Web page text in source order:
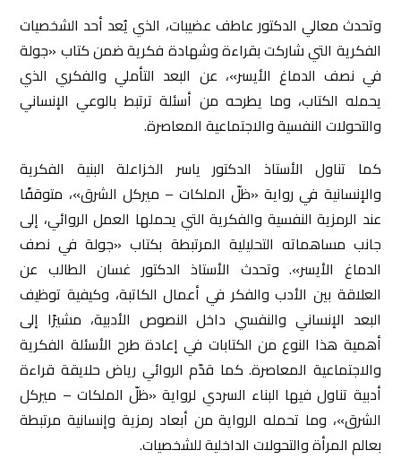
وتحدث معالي الدكتور عاطف عضيبات، الذي يُعد أحد الشخصيات
الفكرية التي شاركت بقراءة وشهادة فكرية ضمن كتاب «جولة
في نصف الدماغ الأيسر»، عن البعد التأملي والفكري الذي
يحمله الكتاب، وما يطرحه من أسئلة ترتبط بالوعي الإنساني
والتحولات النفسية والاجتماعية المعاصرة.
كما تناول الأستاذ الدكتور ياسر الخزاعلة البنية الفكرية
والإنسانية في رواية «ظلّ الملكات – ميركل الشرق»، متوقفًا
عند الرمزية النفسية والفكرية التي يحملها العمل الروائي، إلى
جانب مساهماته التحليلية المرتبطة بكتاب «جولة في نصف
الدماغ الأيسر». وتحدث الأستاذ الدكتور غسان الطالب عن
العلاقة بين الأدب والفكر في أعمال الكاتبة، وكيفية توظيف
البعد الإنساني والنفسي داخل النصوص الأدبية، مشيرًا إلى
أهمية هذا النوع من الكتابات في إعادة طرح الأسئلة الفكرية
والاجتماعية المعاصرة. كما قدّم الروائي رياض حلايقة قراءة
أدبية تناول فيها البناء السردي لرواية «ظلّ الملكات – ميركل
الشرق»، وما تحمله الرواية من أبعاد رمزية وإنسانية مرتبطة
بعالم المرأة والتحولات الداخلية للشخصيات.